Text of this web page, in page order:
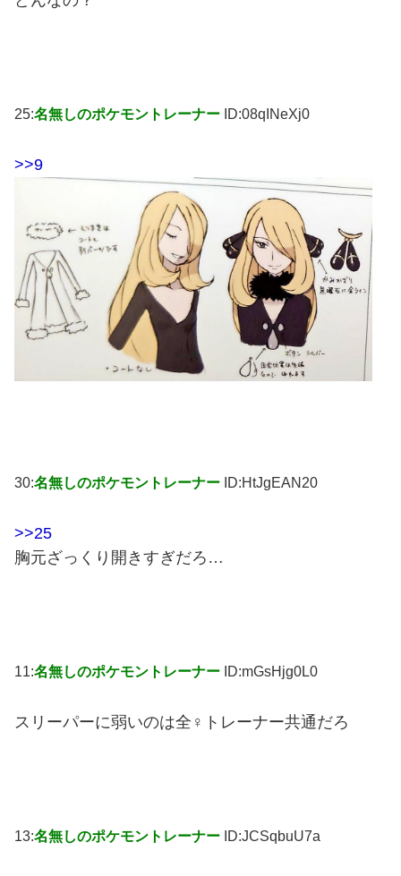
25:名無しのポケモントレーナー ID:08qINeXj0
>>9
30:名無しのポケモントレーナー ID:HtJgEAN20
>>25
胸元ざっくり開きすぎだろ…
11:名無しのポケモントレーナー ID:mGsHjg0L0
スリーパーに弱いのは全♀トレーナー共通だろ
13:名無しのポケモントレーナー ID:JCSqbuU7a